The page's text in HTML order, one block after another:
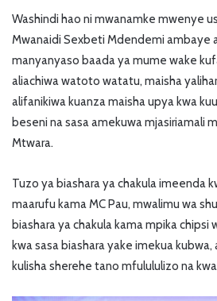
Washindi hao ni mwanamke mwenye
Mwanaidi Sexbeti Mdendemi ambaye
manyanyaso baada ya mume wake
aliachiwa watoto watatu, maisha
alifanikiwa kuanza maisha upya kwa
beseni na sasa amekuwa mjasiriamali
Mtwara.
Tuzo ya biashara ya chakula imeenda
maarufu kama MC Pau, mwalimu wa
biashara ya chakula kama mpika chipsi
kwa sasa biashara yake imekua
kulisha sherehe tano mfulululizo na